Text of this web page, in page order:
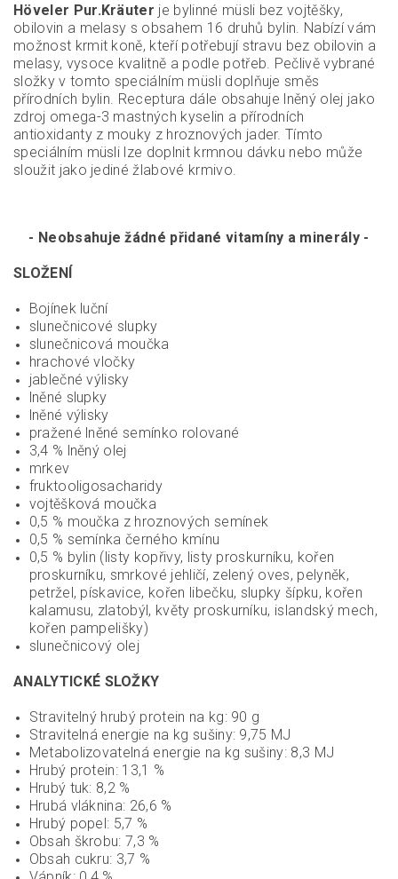
Höveler Pur.Kräuter je bylinné müsli bez vojtěšky,
obilovin a melasy s obsahem 16 druhů bylin. Nabízí vám
možnost krmit koně, kteří potřebují stravu bez obilovin a
melasy, vysoce kvalitně a podle potřeb. Pečlivě vybrané
složky v tomto speciálním müsli doplňuje směs
přírodních bylin. Receptura dále obsahuje lněný olej jako
zdroj omega-3 mastných kyselin a přírodních
antioxidanty z mouky z hroznových jader. Tímto
speciálním müsli lze doplnit krmnou dávku nebo může
sloužit jako jediné žlabové krmivo.
- Neobsahuje žádné přidané vitamíny a minerály -
SLOŽENÍ
Bojínek luční
slunečnicové slupky
slunečnicová moučka
hrachové vločky
jablečné výlisky
lněné slupky
lněné výlisky
pražené lněné semínko rolované
3,4 % lněný olej
mrkev
fruktooligosacharidy
vojtěšková moučka
0,5 % moučka z hroznových semínek
0,5 % semínka černého kmínu
0,5 % bylin (listy kopřivy, listy proskurníku, kořen
proskurníku, smrkové jehličí, zelený oves, pelyněk,
petržel, pískavice, kořen libečku, slupky šípku, kořen
kalamusu, zlatobýl, květy proskurníku, islandský mech,
kořen pampelišky)
slunečnicový olej
ANALYTICKÉ SLOŽKY
Stravitelný hrubý protein na kg: 90 g
Stravitelná energie na kg sušiny: 9,75 MJ
Metabolizovatelná energie na kg sušiny: 8,3 MJ
Hrubý protein: 13,1 %
Hrubý tuk: 8,2 %
Hrubá vláknina: 26,6 %
Hrubý popel: 5,7 %
Obsah škrobu: 7,3 %
Obsah cukru: 3,7 %